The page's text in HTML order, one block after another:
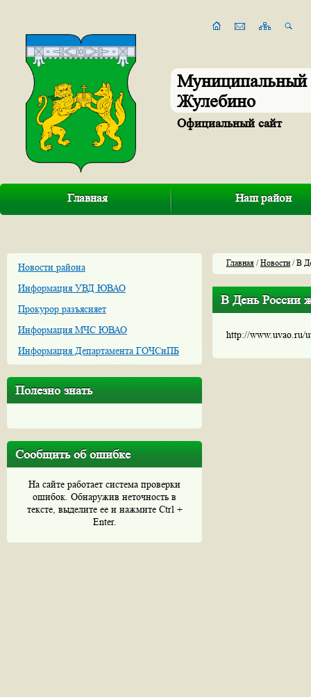
Муниципальный
Жулебино
Официальный сайт
Главная Наш район
Новости района
Информация УВД ЮВАО
Прокурор разъясняет
Информация МЧС ЮВАО
Информация Департамента ГОЧСиПБ
Полезно знать
Сообщить об ошибке
На сайте работает система проверки
ошибок. Обнаружив неточность в
тексте, выделите ее и нажмите Ctrl +
Enter.
Главная /Новости/ В
В День России
http://www.uvao.ru/